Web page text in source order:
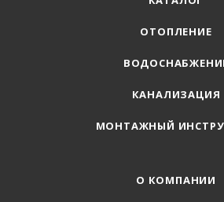
ОТОПЛЕНИЕ
КАНАЛИЗАЦИЯ
МОНТАЖНЫЙ
О КОМПАНИИ